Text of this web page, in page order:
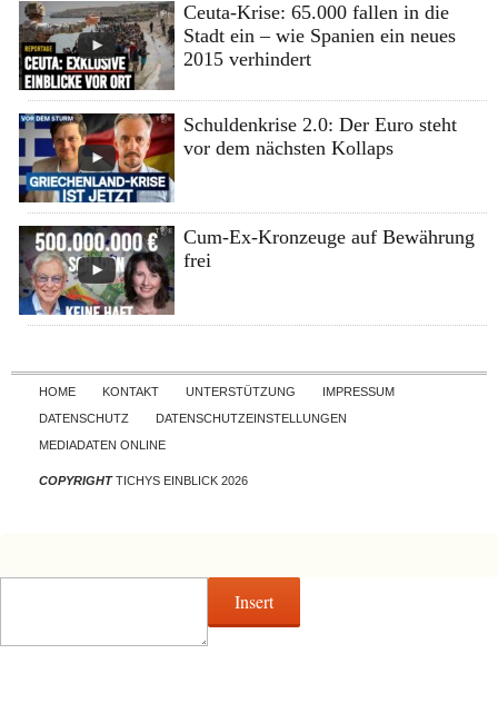
Ceuta-Krise: 65.000 fallen in die
Stadt ein – wie Spanien ein neues
2015 verhindert
Schuldenkrise 2.0: Der Euro steht
vor dem nächsten Kollaps
Cum-Ex-Kronzeuge auf Bewährung
frei
Skip to content
HOME KONTAKT UNTERSTÜTZUNG
IMPRESSUM
DATENSCHUTZ
DATENSCHUTZEINSTELLUNGEN
MEDIADATEN ONLINE
COPYRIGHTTICHYS EINBLICK 2026
Insert